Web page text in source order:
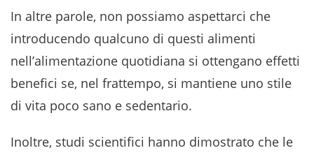
In altre parole, non possiamo aspettarci che
introducendo qualcuno di questi alimenti
nell’alimentazione quotidiana si ottengano effetti
benefici se, nel frattempo, si mantiene uno stile
di vita poco sano e sedentario.
Inoltre, studi scientifici hanno dimostrato che le